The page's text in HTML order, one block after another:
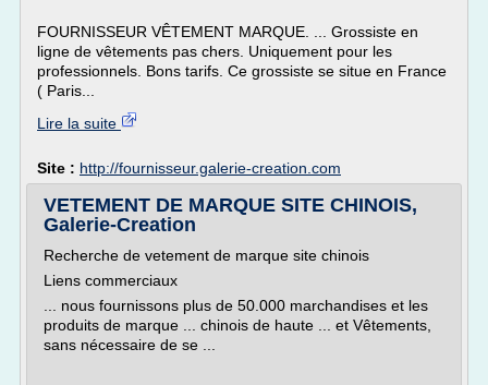
FOURNISSEUR VÊTEMENT MARQUE. ... Grossiste en
ligne de vêtements pas chers. Uniquement pour les
professionnels. Bons tarifs. Ce grossiste se situe en France
( Paris...
Lire la suite
Site : http://fournisseur.galerie-creation.com
VETEMENT DE MARQUE SITE CHINOIS,
Galerie-Creation
Recherche de vetement de marque site chinois
Liens commerciaux
... nous fournissons plus de 50.000 marchandises et les
produits de marque ... chinois de haute ... et Vêtements,
sans nécessaire de se ...